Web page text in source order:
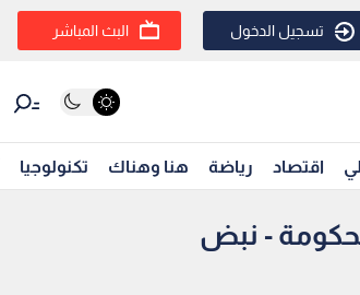
تسجيل الدخول البث المباشر
اقتصاد رياضة هنا وهناك تكنولوجيا
- نبض